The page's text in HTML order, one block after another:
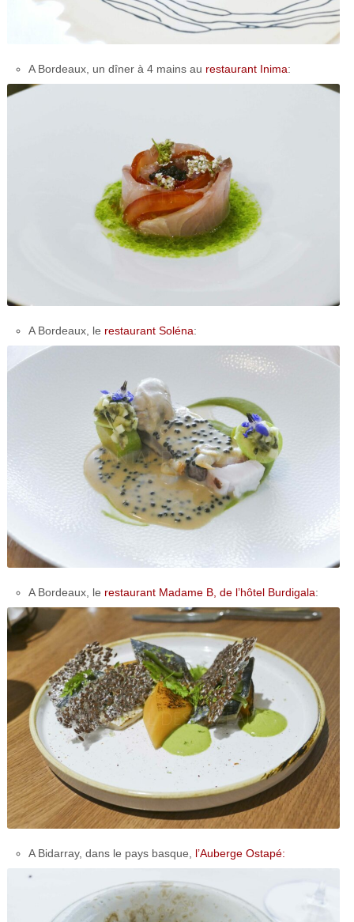
A Bordeaux, un dîner à 4 mains au restaurant Inima:
A Bordeaux, le restaurant Soléna:
A Bordeaux, le restaurant Madame B, de l’hôtel Burdigala:
A Bidarray, dans le pays basque, l’Auberge Ostapé: